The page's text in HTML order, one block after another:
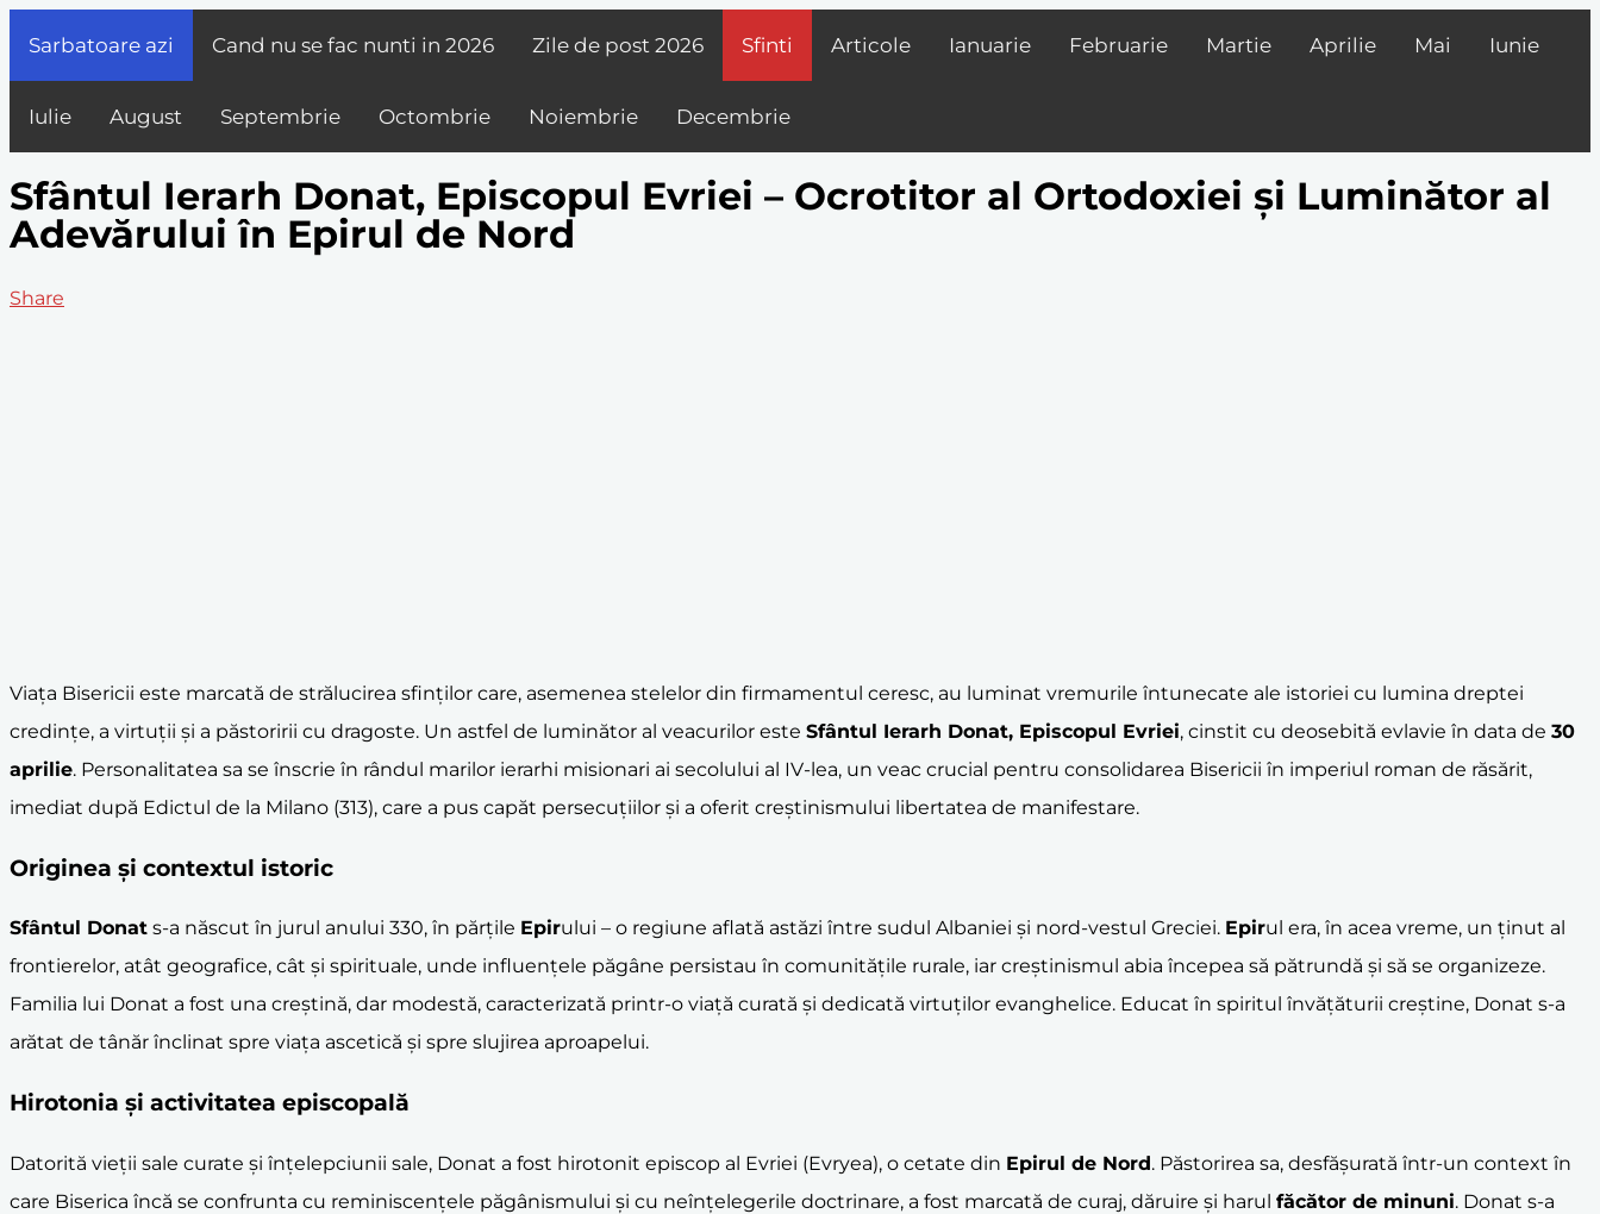
Sarbatoare azi Cand nu se fac nunti in 2026 Zile de post 2026 Sfinti Articole Ianuarie Februarie Martie Aprilie Mai Iunie
Iulie August Septembrie Octombrie Noiembrie Decembrie
Sfântul Ierarh Donat, Episcopul Evriei – Ocrotitor al Ortodoxiei și Luminător al
Adevărului în Epirul de Nord
Share
Viața Bisericii este marcată de strălucirea sfinților care, asemenea stelelor din firmamentul ceresc, au luminat vremurile întunecate ale istoriei cu lumina dreptei
credințe, a virtuții și a păstoririi cu dragoste. Un astfel de luminător al veacurilor este Sfântul Ierarh Donat, Episcopul Evriei, cinstit cu deosebită evlavie în data de 30
aprilie. Personalitatea sa se înscrie în rândul marilor ierarhi misionari ai secolului al IV-lea, un veac crucial pentru consolidarea Bisericii în imperiul roman de răsărit,
imediat după Edictul de la Milano (313), care a pus capăt persecuțiilor și a oferit creștinismului libertatea de manifestare.
Originea și contextul istoric
Sfântul Donat s-a născut în jurul anului 330, în părțile Epirului – o regiune aflată astăzi între sudul Albaniei și nord-vestul Greciei. Epirul era, în acea vreme, un ținut al
frontierelor, atât geografice, cât și spirituale, unde influențele păgâne persistau în comunitățile rurale, iar creștinismul abia începea să pătrundă și să se organizeze.
Familia lui Donat a fost una creștină, dar modestă, caracterizată printr-o viață curată și dedicată virtuților evanghelice. Educat în spiritul învățăturii creștine, Donat s-a
arătat de tânăr înclinat spre viața ascetică și spre slujirea aproapelui.
Hirotonia și activitatea episcopală
Datorită vieții sale curate și înțelepciunii sale, Donat a fost hirotonit episcop al Evriei (Evryea), o cetate din Epirul de Nord. Păstorirea sa, desfășurată într-un context în
care Biserica încă se confrunta cu reminiscențele păgânismului și cu neînțelegerile doctrinare, a fost marcată de curaj, dăruire și harul făcător de minuni. Donat s-a